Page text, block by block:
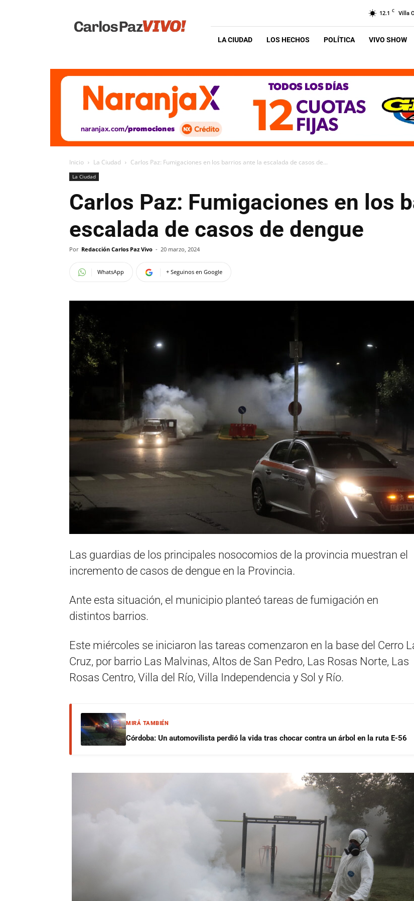
Vivo
12.1 C Villa
LA CIUDAD LOS HECHOS POLÍTICA VIVO SHOW
Inicio La Ciudad Carlos Paz: Fumigaciones en los barrios ante la escalada de casos de...
La Ciudad
Carlos Paz: Fumigaciones en los
escalada de casos de dengue
Por Redacción Carlos Paz Vivo - 20 marzo, 2024
WhatsApp + Seguinos en Google
Las guardias de los principales nosocomios de la provincia muestran el
incremento de casos de dengue en la Provincia.
Ante esta situación, el municipio planteó tareas de fumigación en
distintos barrios.
Este miércoles se iniciaron las tareas comenzaron en la base del Cerro
Cruz, por barrio Las Malvinas, Altos de San Pedro, Las Rosas Norte, Las
Rosas Centro, Villa del Río, Villa Independencia y Sol y Río.
MIRÁ TAMBIÉN
Córdoba: Un automovilista perdió la vida tras chocar contra un árbol en la ruta E-56